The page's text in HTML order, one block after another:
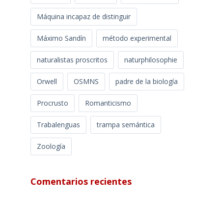
Máquina incapaz de distinguir
Máximo Sandín método experimental
naturalistas proscritos naturphilosophie
Orwell OSMNS padre de la biología
Procrusto Romanticismo
Trabalenguas trampa semántica
Zoología
Comentarios recientes